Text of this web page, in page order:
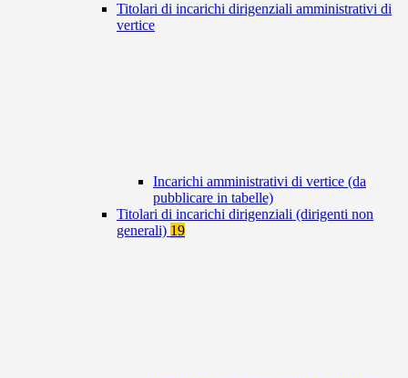
Titolari di incarichi dirigenziali amministrativi di
vertice
Incarichi amministrativi di vertice (da
pubblicare in tabelle)
Titolari di incarichi dirigenziali (dirigenti non
generali) 19